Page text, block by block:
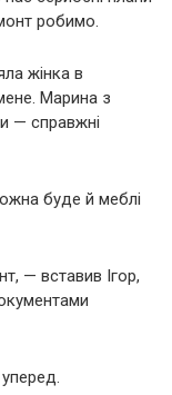
робимо.
жінка в
Марина з
— справжні
буде й меблі
— вставив Ігор,